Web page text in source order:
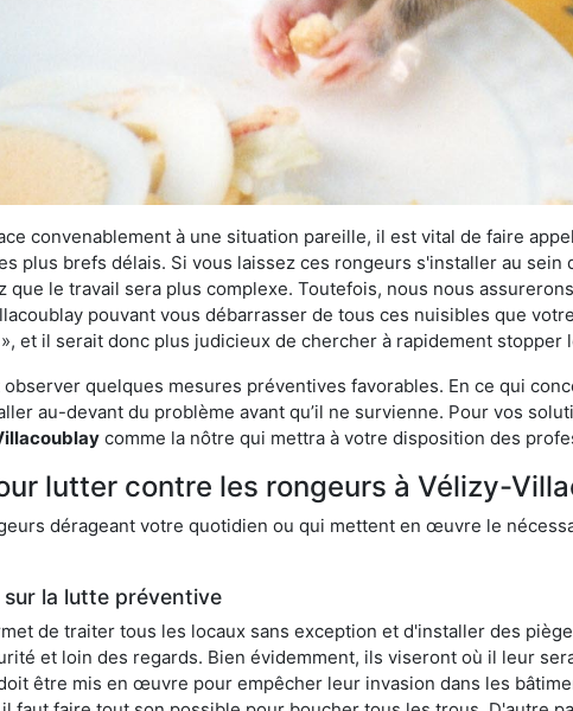
convenablement à une situation pareille, il est vital de faire
plus brefs délais. Si vous laissez ces rongeurs s'installer au
que le travail sera plus complexe. Toutefois, nous nous
pouvant vous débarrasser de tous ces nuisibles que
et il serait donc plus judicieux de chercher à rapidement
quelques mesures préventives favorables. En ce qui
au-devant du problème avant qu’il ne survienne. Pour vos
comme la nôtre qui mettra à votre disposition des
lutter contre les rongeurs à Vélizy-
dérageant votre quotidien ou qui mettent en œuvre le
la lutte préventive
de traiter tous les locaux sans exception et d'installer des
et loin des regards. Bien évidemment, ils viseront où il leur
être mis en œuvre pour empêcher leur invasion dans les